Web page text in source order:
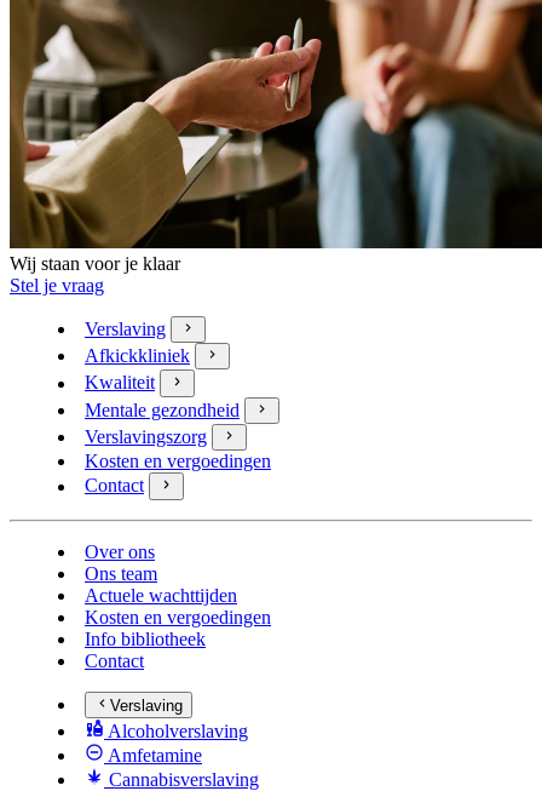
Wij staan voor je klaar
Stel je vraag
Verslaving
Afkickkliniek
Kwaliteit
Mentale gezondheid
Verslavingszorg
Kosten en vergoedingen
Contact
Over ons
Ons team
Actuele wachttijden
Kosten en vergoedingen
Info bibliotheek
Contact
Verslaving
Alcoholverslaving
Amfetamine
Cannabisverslaving